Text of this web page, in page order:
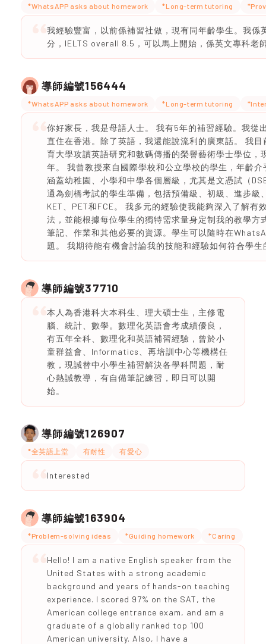
*WhatsAPP asks about homework *Long-term tutoring
我經驗豐富，以前係補習社做，現有同年齡學生。我係
分，IELTS overall 8.5，可以馬上開始，係英文專科老
導師編號156444
*WhatsAPP asks about homework *Long-term tutoring
你好家長，我是母語人士。 我有5年的補習經驗。我從
直住在香港。除了英語，我還能說流利的廣東話。 我目
育大學攻讀英語研究和數碼傳播的榮譽藝術學士學位，
年。 我曾教授來自國際學校和公立學校的學生，年齡介
涵蓋幼稚園、小學和中學各個層級，尤其是文憑試（
通為劍橋考試的學生準備，包括預備級、初級、進步級
KET、PET和FCE。 我多元的經驗使我能夠深入了解有
法，並能根據每位學生的獨特需求量身定制我的教學方
筆記、作業和其他必要的資源。學生可以隨時在
題。 我期待能有機會討論我的技能和經驗如何符合學生
導師編號37710
本人為香港科大本科生、理大碩士生，主修電
腦、統計、數學。數理化英語會考成績優良，
有五年全科、數理化和英語補習經驗，曾於小
童群益會、Informatics、再培訓中心等機構任
教，現誠替中小學生補習解決各學科問題，耐
心熱誠教導，有自備筆記練習，即日可以開
始。
導師編號126907
*全英語上堂 有耐性 有愛心
Interested
導師編號163904
*Problem-solving ideas *Guiding homework *Caring
Hello! I am a native English speaker from the
United States with a strong academic
background and years of hands-on teaching
experience. I scored 97% on the SAT, the
American college entrance exam, and am a
graduate of a globally ranked top 100
American university. Also, I have a